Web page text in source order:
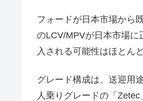
フォードが日本市場から
のLCV/MPVが日本市場
入される可能性はほとん
グレード構成は、送迎用
人乗りグレードの「